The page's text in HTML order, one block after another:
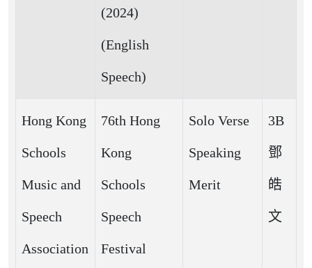
(2024)
(English
Speech)
Hong Kong
Schools
Music and
Speech
Association
76th Hong
Kong
Schools
Speech
Festival
Solo Verse
Speaking
Merit
3B
鄧
皓
文